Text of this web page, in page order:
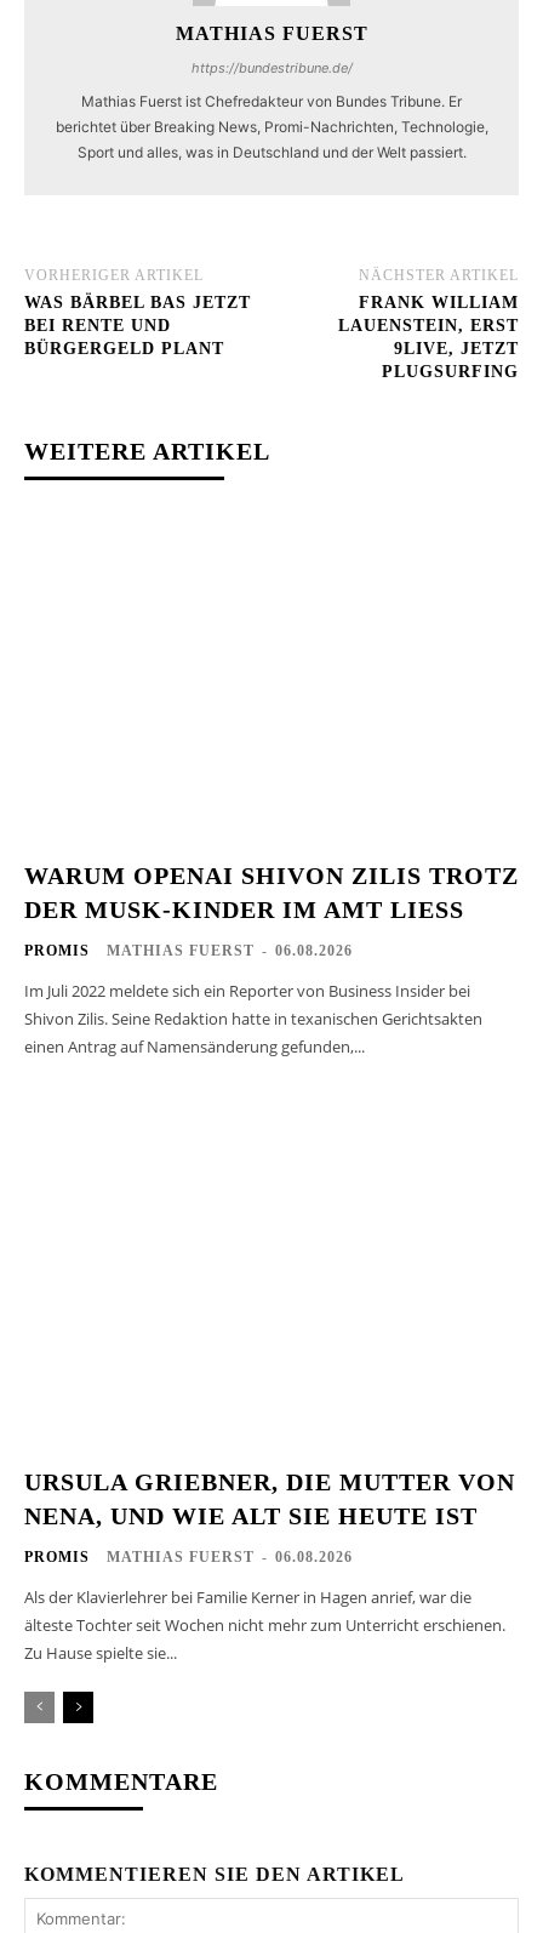
MATHIAS FUERST
https://bundestribune.de/
Mathias Fuerst ist Chefredakteur von Bundes Tribune. Er
berichtet über Breaking News, Promi-Nachrichten, Technologie,
Sport und alles, was in Deutschland und der Welt passiert.
VORHERIGER ARTIKEL
WAS BÄRBEL BAS JETZT
BEI RENTE UND
BÜRGERGELD PLANT
NÄCHSTER ARTIKEL
FRANK WILLIAM
LAUENSTEIN, ERST
9LIVE, JETZT
PLUGSURFING
WEITERE ARTIKEL
WARUM OPENAI SHIVON ZILIS TROTZ
DER MUSK-KINDER IM AMT LIESS
PROMIS MATHIAS FUERST - 06.08.2026
Im Juli 2022 meldete sich ein Reporter von Business Insider bei
Shivon Zilis. Seine Redaktion hatte in texanischen Gerichtsakten
einen Antrag auf Namensänderung gefunden,...
URSULA GRIEBNER, DIE MUTTER VON
NENA, UND WIE ALT SIE HEUTE IST
PROMIS MATHIAS FUERST - 06.08.2026
Als der Klavierlehrer bei Familie Kerner in Hagen anrief, war die
älteste Tochter seit Wochen nicht mehr zum Unterricht erschienen.
Zu Hause spielte sie...
KOMMENTARE
KOMMENTIEREN SIE DEN ARTIKEL